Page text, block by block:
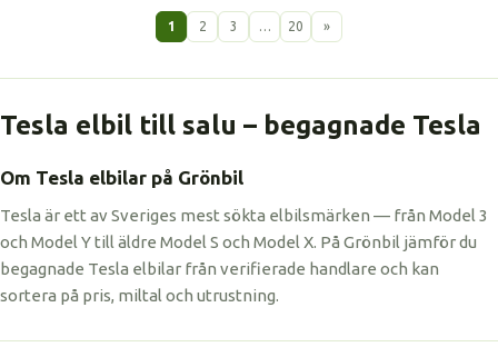
1 2 3 … 20 »
Tesla elbil till salu – begagnade Tesla
Om Tesla elbilar på Grönbil
Tesla är ett av Sveriges mest sökta elbilsmärken — från Model 3
och Model Y till äldre Model S och Model X. På Grönbil jämför du
begagnade Tesla elbilar från verifierade handlare och kan
sortera på pris, miltal och utrustning.